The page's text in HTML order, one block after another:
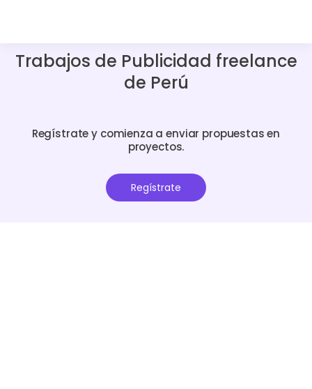
Trabajos de Publicidad freelance
de Perú
Regístrate y comienza a enviar propuestas en
proyectos.
Regístrate